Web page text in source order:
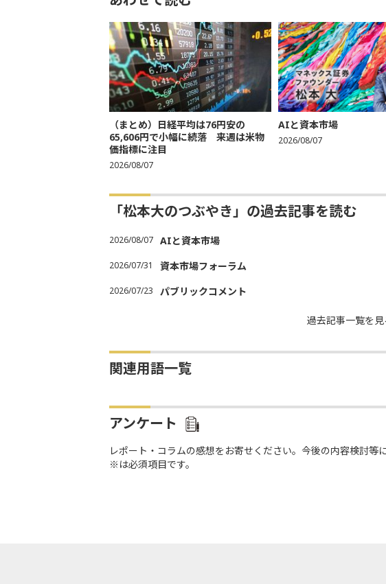
（まとめ）日経平均は76円安の
65,606円で小幅に続落 来週は米物
価指標に注目
2026/08/07
AIと資本市場
2026/08/07
「松本大のつぶやき」の過去記事を読む
2026/08/07 AIと資本市場
2026/07/31 資本市場フォーラム
2026/07/23 パブリックコメント
過去記事一覧を見
関連用語一覧
アンケート
レポート・コラムの感想をお寄せください。今後の内容検討等
※は必須項目です。